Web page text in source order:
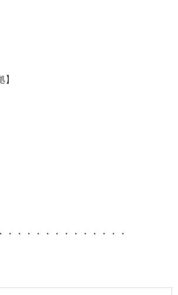
・・・・・・・・・・・・・